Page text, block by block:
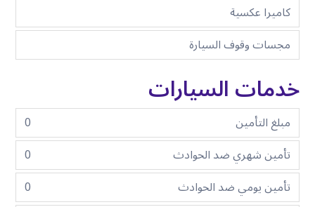
كاميرا عكسية
مجسات وقوف السيارة
خدمات السيارات
مبلغ التأمين
0
تأمين شهري ضد الحوادث
0
تأمين يومي ضد الحوادث
0